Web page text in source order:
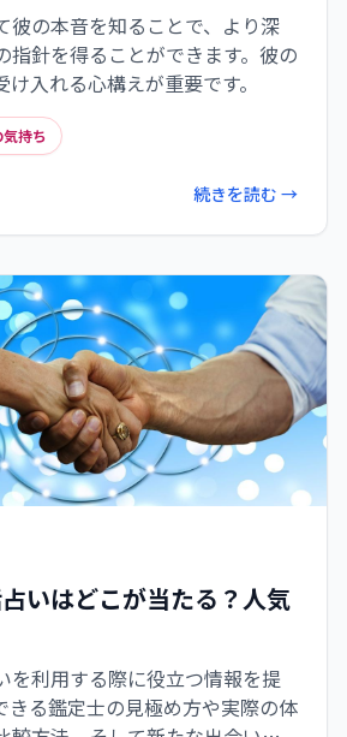
彼の本音を知ることで、より深
指針を得ることができます。彼の
入れる心構えが重要です。
持ち
続きを読む →
いはどこが当たる？人気
を利用する際に役立つ情報を提
きる鑑定士の見極め方や実際の体